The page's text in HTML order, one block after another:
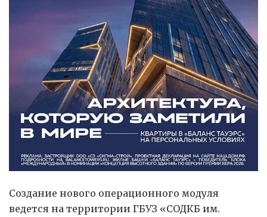
Создание нового операционного модуля
ведется на территории ГБУЗ «СОДКБ им.